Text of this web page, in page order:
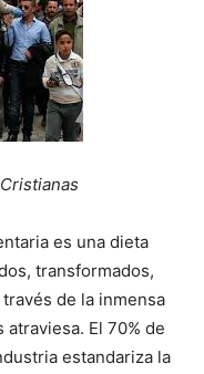
es una dieta
transformados,
de la inmensa
El 70% de
estandariza la